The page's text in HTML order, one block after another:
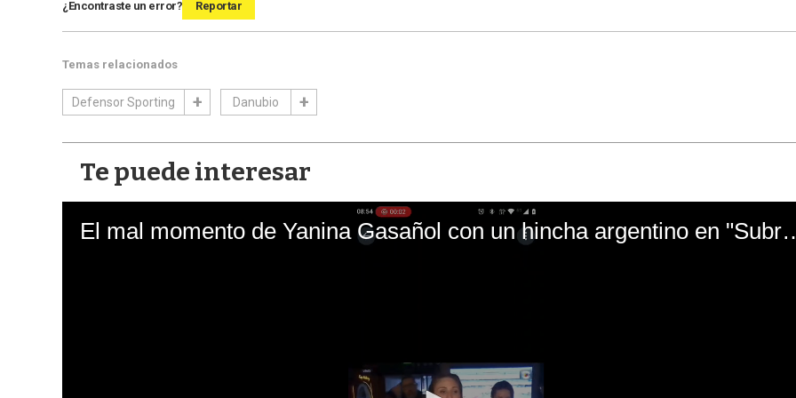
¿Encontraste un error? Reportar
Temas relacionados
Defensor Sporting Danubio
Te puede interesar
El mal momento de Yanina